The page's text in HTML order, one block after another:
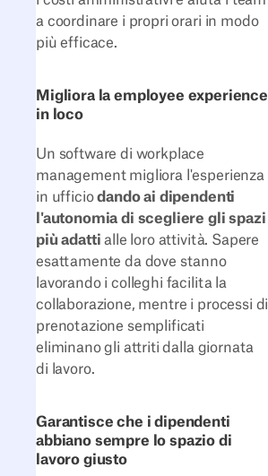
a coordinare i propri orari in modo
più efficace.
Migliora la employee experience
in loco
Un software di workplace
management migliora l'esperienza
in ufficiodando ai dipendenti
l'autonomia di scegliere gli spazi
più adatti alle loro attività. Sapere
esattamente da dove stanno
lavorando i colleghi facilita la
collaborazione, mentre i processi di
prenotazione semplificati
eliminano gli attriti dalla giornata
di lavoro.
Garantisce che i dipendenti
abbiano sempre lo spazio di
lavoro giusto